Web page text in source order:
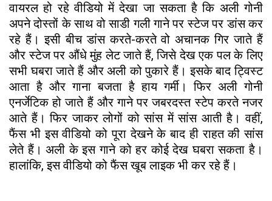
वायरल हो रहे वीडियो में देखा जा सकता है कि अली गोनी
अपने दोस्तों के साथ वो साडी गली गाने पर स्टेज पर डांस कर
रहे हैं। इसी बीच डांस करते-करते वो अचानक गिर जाते हैं
और स्टेज पर औंधे मुंह लेट जाते हैं, जिसे देख एक पल के लिए
सभी घबरा जाते हैं और अली को पुकारे हैं। इसके बाद ट्विस्ट
आता है और गाना बजता है हाय गर्मी। फिर अली गोनी
एनर्जेटिक हो जाते हैं और गाने पर जबरदस्त स्टेप करते नजर
आते हैं। फिर जाकर लोगों को सांस में सांस आती है। वहीं,
फैंस भी इस वीडियो को पूरा देखने के बाद ही राहत की सांस
लेते हैं। अली के इस गाने को हर कोई देख घबरा सकता है।
हालांकि, इस वीडियो को फैंस खूब लाइक भी कर रहे हैं।